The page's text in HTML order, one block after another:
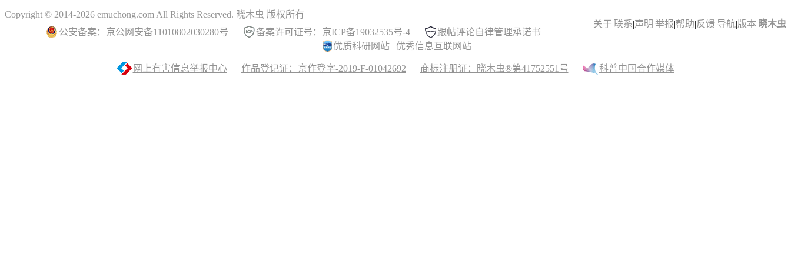
关于|联系|声明|举报|帮助|反馈|导航|版本| 晓木虫
Copyright © 2014-2026 emuchong.com All Rights Reserved. 晓木虫 版权所有
公安备案：京公网安备11010802030280号
备案许可证号：京ICP备19032535号-4
跟帖评论自律管理承诺书
优质科研网站 | 优秀信息互联网站
网上有害信息举报中心 作品登记证：京作登字-2019-F-01042692 商标注册证：晓木虫®第41752551号 科普中国合作媒体